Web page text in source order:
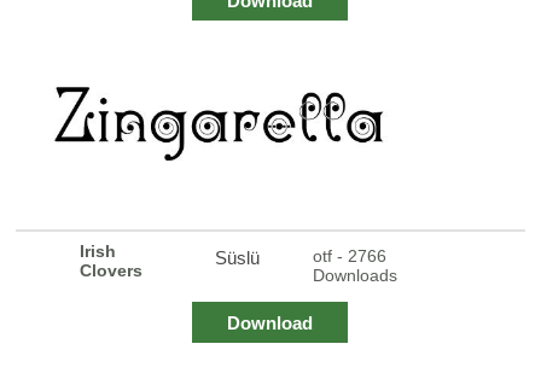
Irish
Clovers
Süslü
otf - 2766
Downloads
Download